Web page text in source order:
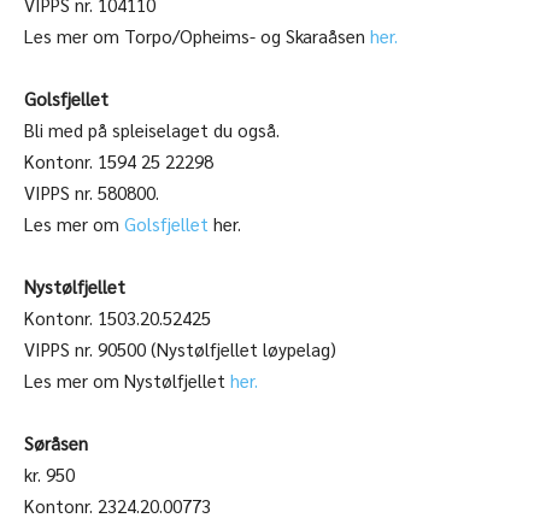
Les mer om Torpo/Opheims- og Skaraåsen her.
Golsfjellet
Bli med på spleiselaget du også.
Kontonr. 1594 25 22298
VIPPS nr. 580800.
Les mer om Golsfjellet her.
Nystølfjellet
Kontonr. 1503.20.52425
VIPPS nr. 90500 (Nystølfjellet løypelag)
Les mer om Nystølfjellet her.
Søråsen
kr. 950
Kontonr. 2324.20.00773